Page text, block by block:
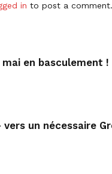
in to post a comment.
mai en basculement !
vers un nécessaire